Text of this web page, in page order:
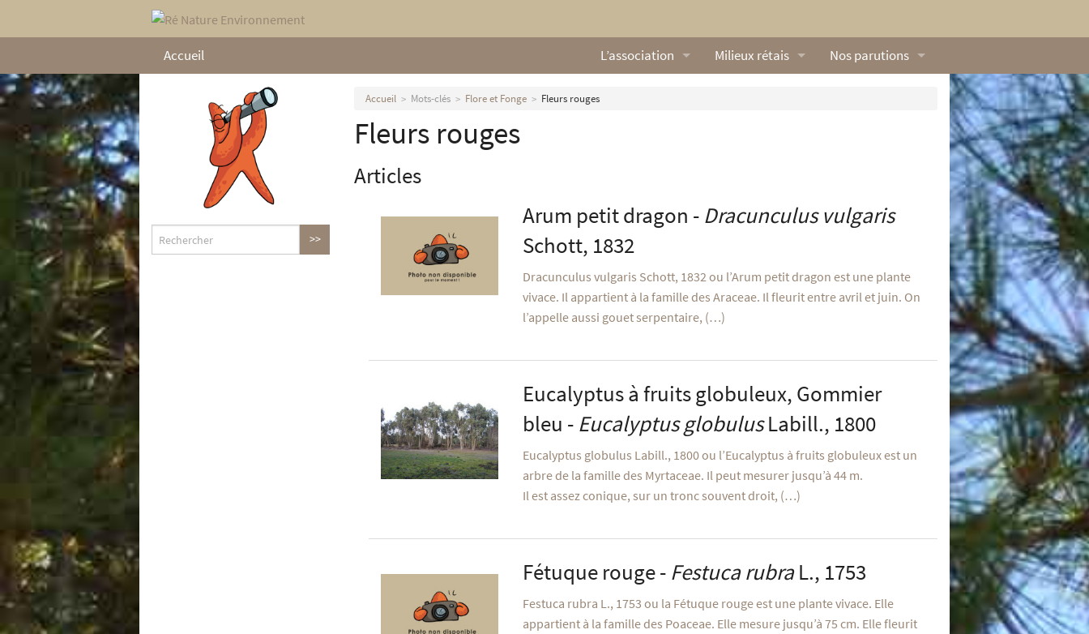
Accueil L’association
Nos partenaires
Nous contacter
Actualités
Milieux rétais Nos parutions
Vidéos naturalistes de Ré Nature
Accueil Mots-clés Flore et Fonge Fleurs rouges
Fleurs rouges
Articles
Arum petit dragon - Dracunculus vulgaris
Schott, 1832
Dracunculus vulgaris Schott, 1832 ou l’Arum petit dragon est une plante
vivace. Il appartient à la famille des Araceae. Il fleurit entre avril et juin. On
l’appelle aussi gouet serpentaire, (…)
Eucalyptus à fruits globuleux, Gommier
bleu - Eucalyptus globulusLabill., 1800
Eucalyptus globulus Labill., 1800 ou l’Eucalyptus à fruits globuleux est un
arbre de la famille des Myrtaceae. Il peut mesurer jusqu’à 44 m.
Il est assez conique, sur un tronc souvent droit, (…)
Fétuque rouge - Festuca rubraL., 1753
Festuca rubra L., 1753 ou la Fétuque rouge est une plante vivace. Elle
appartient à la famille des Poaceae. Elle mesure jusqu’à 75 cm. Elle fleurit